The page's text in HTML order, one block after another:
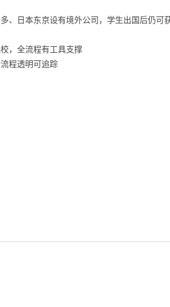
、日本东京设有境外公司，学生出国后仍可
，全流程有工具支撑
程透明可追踪